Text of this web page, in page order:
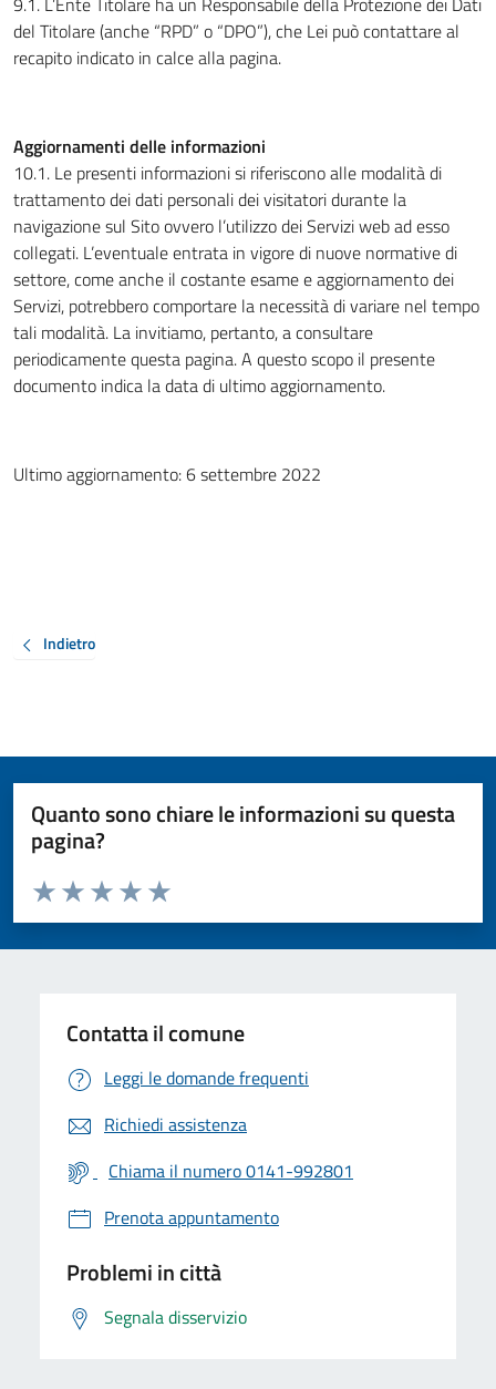
del Titolare (anche “RPD” o “DPO”), che Lei può contattare al
recapito indicato in calce alla pagina.
Aggiornamenti delle informazioni
10.1. Le presenti informazioni si riferiscono alle modalità di
trattamento dei dati personali dei visitatori durante la
navigazione sul Sito ovvero l’utilizzo dei Servizi web ad esso
collegati. L’eventuale entrata in vigore di nuove normative di
settore, come anche il costante esame e aggiornamento dei
Servizi, potrebbero comportare la necessità di variare nel tempo
tali modalità. La invitiamo, pertanto, a consultare
periodicamente questa pagina. A questo scopo il presente
documento indica la data di ultimo aggiornamento.
Ultimo aggiornamento: 6 settembre 2022
Indietro
Quanto sono chiare le informazioni su questa
pagina?
Valuta da 1 a 5 stelle la pagina
Valuta 5 stelle su 5
Valuta 4 stelle su 5
Valuta 3 stelle su 5
Valuta 2 stelle su 5
Valuta 1 stelle su 5
Contatta il comune
Leggi le domande frequenti
Richiedi assistenza
Chiama il numero 0141-992801
Prenota appuntamento
Problemi in città
Segnala disservizio